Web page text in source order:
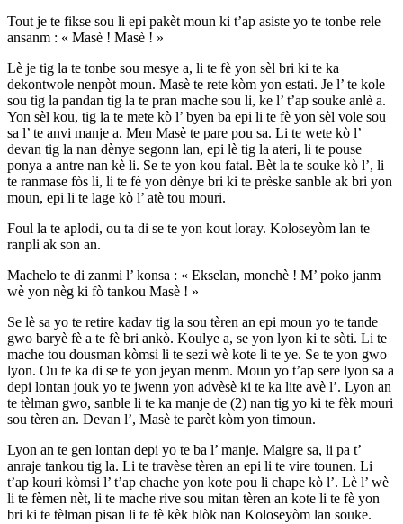
Tout je te fikse sou li epi pakèt moun ki t’ap asiste yo te tonbe rele
ansanm : « Masè ! Masè ! »
Lè je tig la te tonbe sou mesye a, li te fè yon sèl bri ki te ka
dekontwole nenpòt moun. Masè te rete kòm yon estati. Je l’ te kole
sou tig la pandan tig la te pran mache sou li, ke l’ t’ap souke anlè a.
Yon sèl kou, tig la te mete kò l’ byen ba epi li te fè yon sèl vole sou
sa l’ te anvi manje a. Men Masè te pare pou sa. Li te wete kò l’
devan tig la nan dènye segonn lan, epi lè tig la ateri, li te pouse
ponya a antre nan kè li. Se te yon kou fatal. Bèt la te souke kò l’, li
te ranmase fòs li, li te fè yon dènye bri ki te prèske sanble ak bri yon
moun, epi li te lage kò l’ atè tou mouri.
Foul la te aplodi, ou ta di se te yon kout loray. Koloseyòm lan te
ranpli ak son an.
Machelo te di zanmi l’ konsa : « Ekselan, monchè ! M’ poko janm
wè yon nèg ki fò tankou Masè ! »
Se lè sa yo te retire kadav tig la sou tèren an epi moun yo te tande
gwo baryè fè a te fè bri ankò. Koulye a, se yon lyon ki te sòti. Li te
mache tou dousman kòmsi li te sezi wè kote li te ye. Se te yon gwo
lyon. Ou te ka di se te yon jeyan menm. Moun yo t’ap sere lyon sa a
depi lontan jouk yo te jwenn yon advèsè ki te ka lite avè l’. Lyon an
te tèlman gwo, sanble li te ka manje de (2) nan tig yo ki te fèk mouri
sou tèren an. Devan l’, Masè te parèt kòm yon timoun.
Lyon an te gen lontan depi yo te ba l’ manje. Malgre sa, li pa t’
anraje tankou tig la. Li te travèse tèren an epi li te vire tounen. Li
t’ap kouri kòmsi l’ t’ap chache yon kote pou li chape kò l’. Lè l’ wè
li te fèmen nèt, li te mache rive sou mitan tèren an kote li te fè yon
bri ki te tèlman pisan li te fè kèk blòk nan Koloseyòm lan souke.